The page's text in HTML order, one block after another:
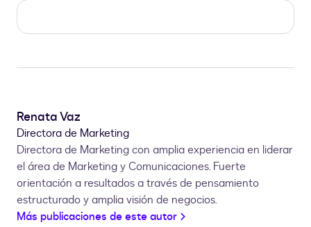
Renata Vaz
Directora de Marketing
Directora de Marketing con amplia experiencia en liderar
el área de Marketing y Comunicaciones. Fuerte
orientación a resultados a través de pensamiento
estructurado y amplia visión de negocios.
Más publicaciones de este autor